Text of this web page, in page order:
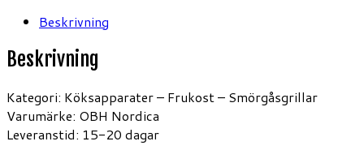
Beskrivning
Beskrivning
Kategori: Köksapparater – Frukost – Smörgåsgrillar
Varumärke: OBH Nordica
Leveranstid: 15-20 dagar